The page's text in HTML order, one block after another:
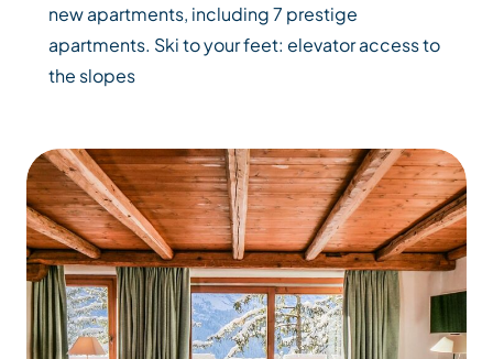
new apartments, including 7 prestige
apartments. Ski to your feet: elevator access to
the slopes